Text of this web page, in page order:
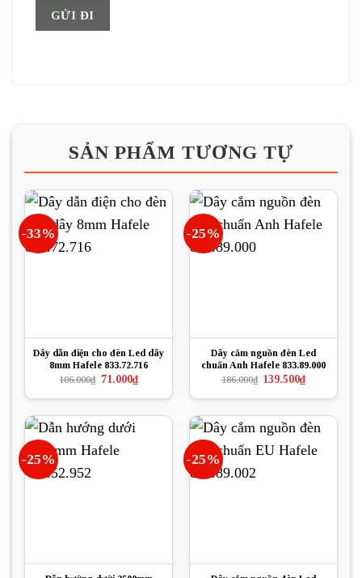
SẢN PHẨM TƯƠNG TỰ
-33%
Dây dẫn điện cho đèn Led dây
8mm Hafele 833.72.716
106.000₫ Giá
là:
71.000₫Giá
hiện
tại
71.000₫.
-25%
Dây cắm nguồn đèn Led
chuẩn Anh Hafele 833.89.000
186.000₫ Giá
là:
139.500₫Giá
hiện
tại
139.500₫.
-25% -25%